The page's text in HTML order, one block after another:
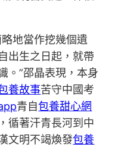
地當作挖幾個遺
出生之日起，就帶
。”邵晶表現，本身
養故事苦守中國考
青自包養甜心網
循著汗青長河到中
文明不竭煥發包養